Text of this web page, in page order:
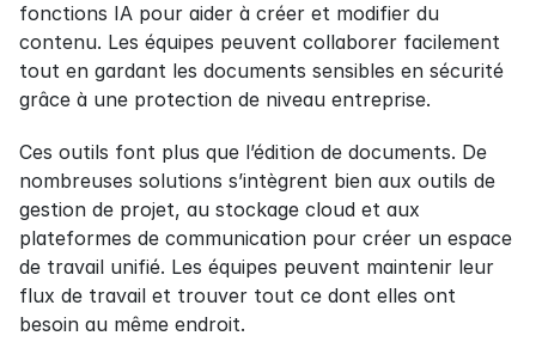
fonctions IA pour aider à créer et modifier du
contenu. Les équipes peuvent collaborer facilement
tout en gardant les documents sensibles en sécurité
grâce à une protection de niveau entreprise.
Ces outils font plus que l’édition de documents. De
nombreuses solutions s’intègrent bien aux outils de
gestion de projet, au stockage cloud et aux
plateformes de communication pour créer un espace
de travail unifié. Les équipes peuvent maintenir leur
flux de travail et trouver tout ce dont elles ont
besoin au même endroit.